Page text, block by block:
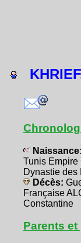
Naissance:
Tunis Empire
Dynastie des
Décès:
Française
Constantine
Parents